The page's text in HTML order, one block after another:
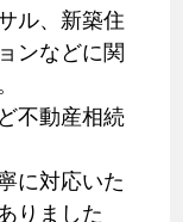
ル、新築住
ンなどに関
不動産相続
に対応いた
りました